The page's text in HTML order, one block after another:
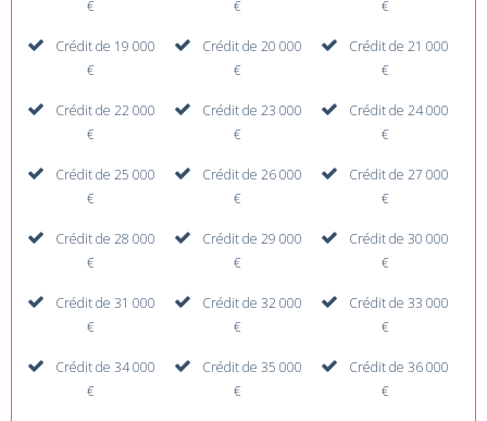
€
€
€
Crédit de 19 000
€
Crédit de 20 000
€
Crédit de 21 000
€
Crédit de 22 000
€
Crédit de 23 000
€
Crédit de 24 000
€
Crédit de 25 000
€
Crédit de 26 000
€
Crédit de 27 000
€
Crédit de 28 000
€
Crédit de 29 000
€
Crédit de 30 000
€
Crédit de 31 000
€
Crédit de 32 000
€
Crédit de 33 000
€
Crédit de 34 000
€
Crédit de 35 000
€
Crédit de 36 000
€